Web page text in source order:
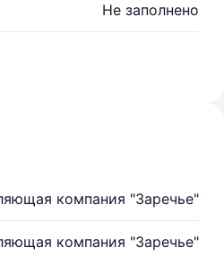
Не заполнено
компания "Заречье"
компания "Заречье"